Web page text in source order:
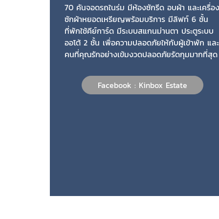
70 คันจอดรถในร่ม มีห้องซักรีด อบผ้า และเครื่อง
ซักผ้าหยอดเหรียญพร้อมบริการ มีลิฟท์ 6 ชั้น
ที่พักใช้คีย์การ์ด มีระบบสแกนม่านตา ประตูระบบ
ออโต้ 2 ชั้น เพื่อความปลอดภัยให้กับผู้เข้าพัก และ
คนที่คุณรักอย่างเข้มงวดปลอดภัยรัดกุมมากที่สุด
Facebook : Kinbox Estate